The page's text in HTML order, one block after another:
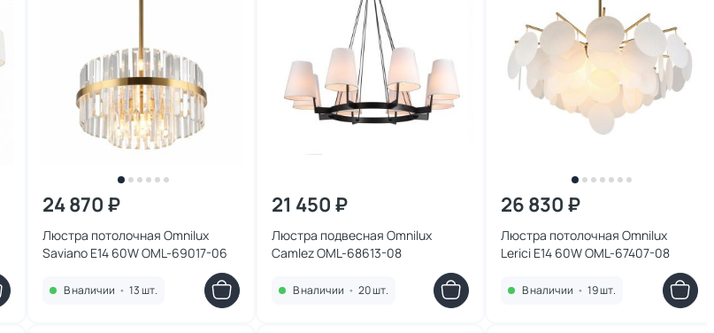
24 870 ₽
Люстра потолочная Omnilux
Saviano E14 60W OML-69017-06
В наличии • 13 шт.
21 450 ₽
Люстра подвесная Omnilux
Camlez OML-68613-08
В наличии • 20 шт.
26 830 ₽
Люстра потолочная Omnilux
Lerici E14 60W OML-67407-08
В наличии • 19 шт.